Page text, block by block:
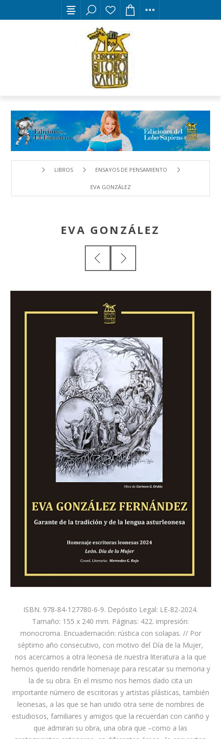
LIBROS ENSAYOS DE PENSAMIENTO
EVA GONZÁLEZ
EVA GONZÁLEZ
ISBN. 978-84-127780-6-9. Depósito Legal: LE-82-2024.
Tamaño: 155 x 240 mm. Páginas: 422. impresión:
monocroma. Encuadernación: rústica con solapas. // Por
séptimo año consecutivo, con motivo del Día de la Mujer,
nos acercamos a otra leonesa de nuestra literatura a la que
hemos querido rendirle homenaje para rescatar su memoria y
la de su obra. En el mismo nos hemos dado cita un
importante número de escritoras y artistas plásticas, también
leonesas, a las que se han unido otra serie de nombres de
estudiosos, familiares y amigos que la recuerdan con cariño y
que admiran su obra, una obra que –como a las